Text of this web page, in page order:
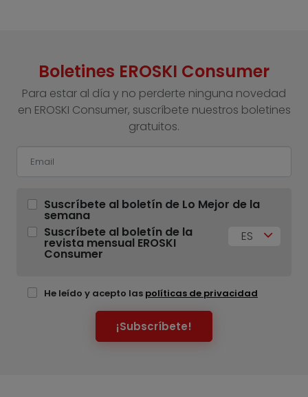
Boletines EROSKI Consumer
Para estar al día y no perderte ninguna novedad
en EROSKI Consumer, suscríbete nuestros boletines
gratuitos.
Suscríbete al boletín de Lo Mejor de la
semana
Suscríbete al boletín de la
revista mensual EROSKI
Consumer
ES
He leído y acepto las políticas de privacidad
¡Subscríbete!